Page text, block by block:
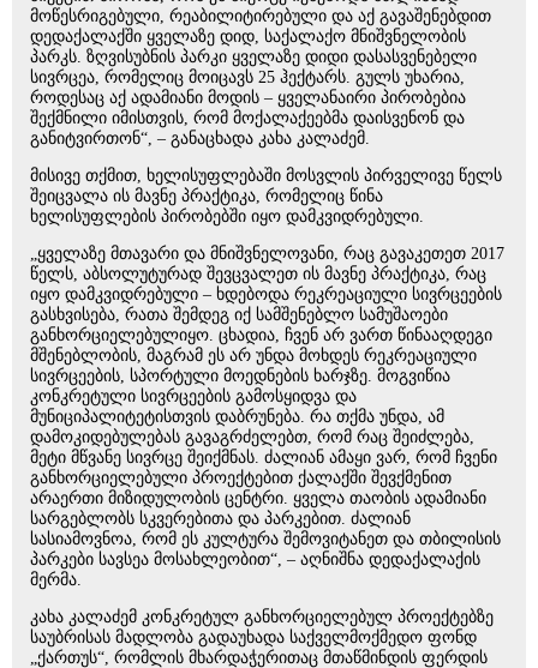
მოწესრიგებული, რეაბილიტირებული და აქ გავაშენებდით
დედაქალაქში ყველაზე დიდ, საქალაქო მნიშვნელობის
პარკს. ზღვისუბნის პარკი ყველაზე დიდი დასასვენებელი
სივრცეა, რომელიც მოიცავს 25 ჰექტარს. გულს უხარია,
როდესაც აქ ადამიანი მოდის – ყველანაირი პირობებია
შექმნილი იმისთვის, რომ მოქალაქეებმა დაისვენონ და
განიტვირთონ“, – განაცხადა კახა კალაძემ.
მისივე თქმით, ხელისუფლებაში მოსვლის პირველივე წელს
შეიცვალა ის მავნე პრაქტიკა, რომელიც წინა
ხელისუფლების პირობებში იყო დამკვიდრებული.
„ყველაზე მთავარი და მნიშვნელოვანი, რაც გავაკეთეთ 2017
წელს, აბსოლუტურად შევცვალეთ ის მავნე პრაქტიკა, რაც
იყო დამკვიდრებული – ხდებოდა რეკრეაციული სივრცეების
გასხვისება, რათა შემდეგ იქ სამშენებლო სამუშაოები
განხორციელებულიყო. ცხადია, ჩვენ არ ვართ წინააღდეგი
მშენებლობის, მაგრამ ეს არ უნდა მოხდეს რეკრეაციული
სივრცეების, სპორტული მოედნების ხარჯზე. მოგვიწია
კონკრეტული სივრცეების გამოსყიდვა და
მუნიციპალიტეტისთვის დაბრუნება. რა თქმა უნდა, ამ
დამოკიდებულებას გავაგრძელებთ, რომ რაც შეიძლება,
მეტი მწვანე სივრცე შეიქმნას. ძალიან ამაყი ვარ, რომ ჩვენი
განხორციელებული პროექტებით ქალაქში შევქმენით
არაერთი მიზიდულობის ცენტრი. ყველა თაობის ადამიანი
სარგებლობს სკვერებითა და პარკებით. ძალიან
სასიამოვნოა, რომ ეს კულტურა შემოვიტანეთ და თბილისის
პარკები სავსეა მოსახლეობით“, – აღნიშნა დედაქალაქის
მერმა.
კახა კალაძემ კონკრეტულ განხორციელებულ პროექტებზე
საუბრისას მადლობა გადაუხადა საქველმოქმედო ფონდ
„ქართუს“, რომლის მხარდაჭერითაც მთაწმინდის ფერდის